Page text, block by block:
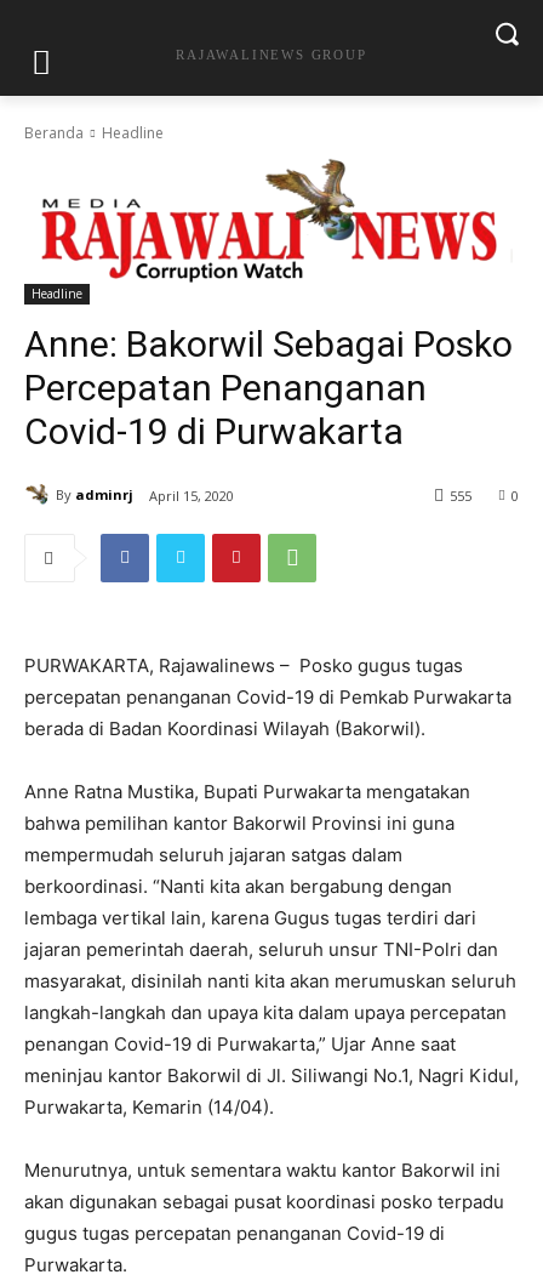
RAJAWALINEWS GROUP
Beranda Headline
Headline
Anne: Bakorwil Sebagai Posko
Percepatan Penanganan
Covid-19 di Purwakarta
By adminrj April 15, 2020 0
555
PURWAKARTA, Rajawalinews – Posko gugus tugas
percepatan penanganan Covid-19 di Pemkab Purwakarta
berada di Badan Koordinasi Wilayah (Bakorwil).
Anne Ratna Mustika, Bupati Purwakarta mengatakan
bahwa pemilihan kantor Bakorwil Provinsi ini guna
mempermudah seluruh jajaran satgas dalam
berkoordinasi. “Nanti kita akan bergabung dengan
lembaga vertikal lain, karena Gugus tugas terdiri dari
jajaran pemerintah daerah, seluruh unsur TNI-Polri dan
masyarakat, disinilah nanti kita akan merumuskan seluruh
langkah-langkah dan upaya kita dalam upaya percepatan
penangan Covid-19 di Purwakarta,” Ujar Anne saat
meninjau kantor Bakorwil di Jl. Siliwangi No.1, Nagri Kidul,
Purwakarta, Kemarin (14/04).
Menurutnya, untuk sementara waktu kantor Bakorwil ini
akan digunakan sebagai pusat koordinasi posko terpadu
gugus tugas percepatan penanganan Covid-19 di
Purwakarta.